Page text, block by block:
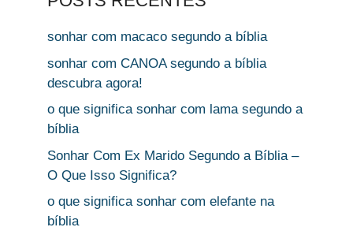
sonhar com macaco segundo a bíblia
sonhar com CANOA segundo a bíblia
descubra agora!
o que significa sonhar com lama segundo a
bíblia
Sonhar Com Ex Marido Segundo a Bíblia –
O Que Isso Significa?
o que significa sonhar com elefante na
bíblia